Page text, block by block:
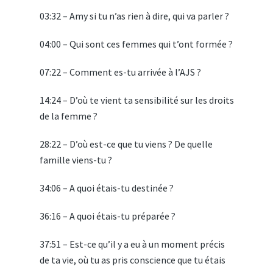
03:32 – Amy si tu n’as rien à dire, qui va parler ?
04:00 – Qui sont ces femmes qui t’ont formée ?
07:22 – Comment es-tu arrivée à l’AJS ?
14:24 – D’où te vient ta sensibilité sur les droits
de la femme ?
28:22 – D’où est-ce que tu viens ? De quelle
famille viens-tu ?
34:06 – A quoi étais-tu destinée ?
36:16 – A quoi étais-tu préparée ?
37:51 – Est-ce qu’il y a eu à un moment précis
de ta vie, où tu as pris conscience que tu étais